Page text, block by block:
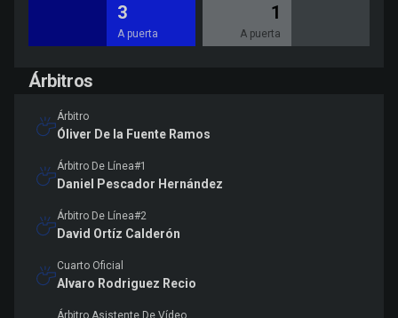
3
A puerta
1
A puerta
Árbitros
Árbitro
Óliver De la Fuente Ramos
Árbitro De Línea#1
Daniel Pescador Hernández
Árbitro De Línea#2
David Ortíz Calderón
Cuarto Oficial
Alvaro Rodriguez Recio
Árbitro Asistente De Vídeo